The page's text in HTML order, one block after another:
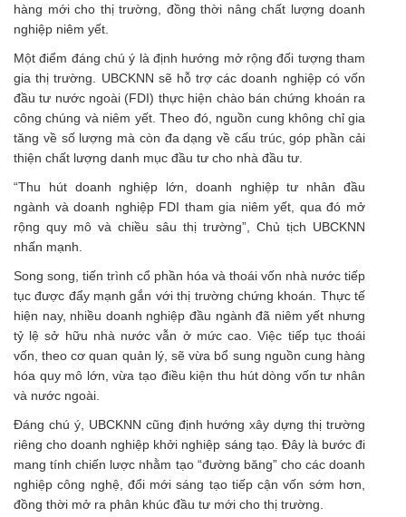
hàng mới cho thị trường, đồng thời nâng chất lượng doanh
nghiệp niêm yết.
Một điểm đáng chú ý là định hướng mở rộng đối tượng tham
gia thị trường. UBCKNN sẽ hỗ trợ các doanh nghiệp có vốn
đầu tư nước ngoài (FDI) thực hiện chào bán chứng khoán ra
công chúng và niêm yết. Theo đó, nguồn cung không chỉ gia
tăng về số lượng mà còn đa dạng về cấu trúc, góp phần cải
thiện chất lượng danh mục đầu tư cho nhà đầu tư.
“Thu hút doanh nghiệp lớn, doanh nghiệp tư nhân đầu
ngành và doanh nghiệp FDI tham gia niêm yết, qua đó mở
rộng quy mô và chiều sâu thị trường”, Chủ tịch UBCKNN
nhấn mạnh.
Song song, tiến trình cổ phần hóa và thoái vốn nhà nước tiếp
tục được đẩy mạnh gắn với thị trường chứng khoán. Thực tế
hiện nay, nhiều doanh nghiệp đầu ngành đã niêm yết nhưng
tỷ lệ sở hữu nhà nước vẫn ở mức cao. Việc tiếp tục thoái
vốn, theo cơ quan quản lý, sẽ vừa bổ sung nguồn cung hàng
hóa quy mô lớn, vừa tạo điều kiện thu hút dòng vốn tư nhân
và nước ngoài.
Đáng chú ý, UBCKNN cũng định hướng xây dựng thị trường
riêng cho doanh nghiệp khởi nghiệp sáng tạo. Đây là bước đi
mang tính chiến lược nhằm tạo “đường băng” cho các doanh
nghiệp công nghệ, đổi mới sáng tạo tiếp cận vốn sớm hơn,
đồng thời mở ra phân khúc đầu tư mới cho thị trường.